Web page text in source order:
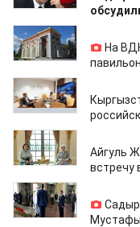
14.06.2021
На
10.06.2021
10.06.2021
Айгуль
встречу
09.06.2021
Садыр